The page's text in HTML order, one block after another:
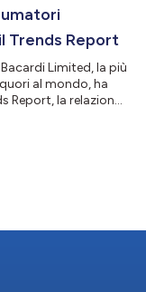
Trends Report
Limited, la più
al mondo, ha
Report, la relazione
si basa sui dati
da enti ester...